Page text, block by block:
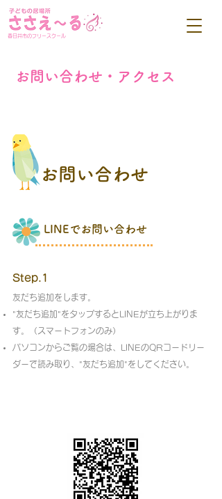
春日井市のフリースクール
お問い合わせ・アクセス
お問い合わせ
LINEでお問い合わせ
Step.1
友だち追加をします。
"友だち追加"をタップするとLINEが立ち上がりま
す。（スマートフォンのみ）
パソコンからご覧の場合は、LINEのQRコードリー
ダーで読み取り、"友だち追加"をしてください。